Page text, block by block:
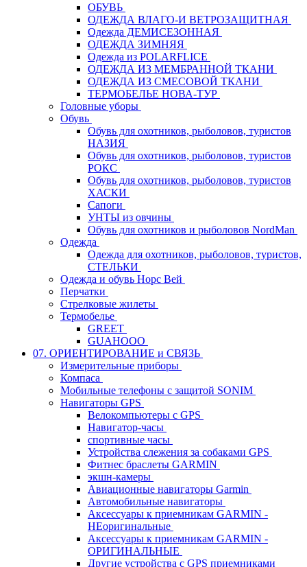
ОБУВЬ
ОДЕЖДА ВЛАГО-И ВЕТРОЗАЩИТНАЯ
Одежда ДЕМИСЕЗОННАЯ
ОДЕЖДА ЗИМНЯЯ
Одежда из POLARFLICE
ОДЕЖДА ИЗ МЕМБРАННОЙ ТКАНИ
ОДЕЖДА ИЗ СМЕСОВОЙ ТКАНИ
ТЕРМОБЕЛЬЕ НОВА-ТУР
Головные уборы
Обувь
Обувь для охотников, рыболовов, туристов
НАЗИЯ
Обувь для охотников, рыболовов, туристов
РОКС
Обувь для охотников, рыболовов, туристов
ХАСКИ
Сапоги
УНТЫ из овчины
Обувь для охотников и рыболовов NordMan
Одежда
Одежда для охотников, рыболовов, туристов,
СТЕЛЬКИ
Одежда и обувь Норс Вей
Перчатки
Стрелковые жилеты
Термобелье
GREET
GUAHOOO
07. ОРИЕНТИРОВАНИЕ и СВЯЗЬ
Измерительные приборы
Компаса
Мобильные телефоны с защитой SONIM
Навигаторы GPS
Велокомпьютеры с GPS
Навигатор-часы
спортивные часы
Устройства слежения за собаками GPS
Фитнес браслеты GARMIN
экшн-камеры
Авиационные навигаторы Garmin
Автомобильные навигаторы
Аксессуары к приемникам GARMIN -
НЕоригинальные
Аксессуары к приемникам GARMIN -
ОРИГИНАЛЬНЫЕ
Другие устройства с GPS приемниками